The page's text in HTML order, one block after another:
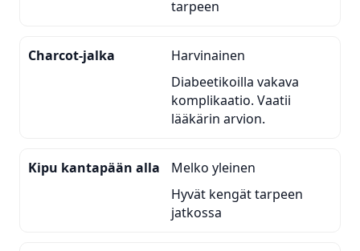
tarpeen
Charcot-jalka
Harvinainen
Diabeetikoilla vakava
komplikaatio. Vaatii
lääkärin arvion.
Kipu kantapään alla
Melko yleinen
Hyvät kengät tarpeen
jatkossa